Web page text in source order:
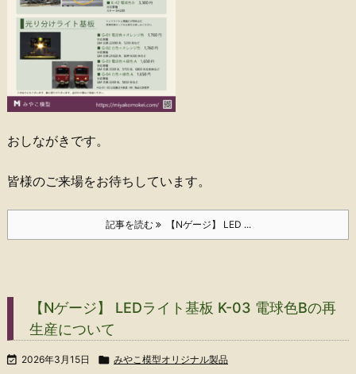
おしながきです。
皆様のご来場をお待ちしています。
記事を読む 【Nゲージ】 LED ...
【Nゲージ】 LEDライト基板 K-03 電球色Bの再
生産について
 2026年3月15日  みやこ模型オリジナル製品